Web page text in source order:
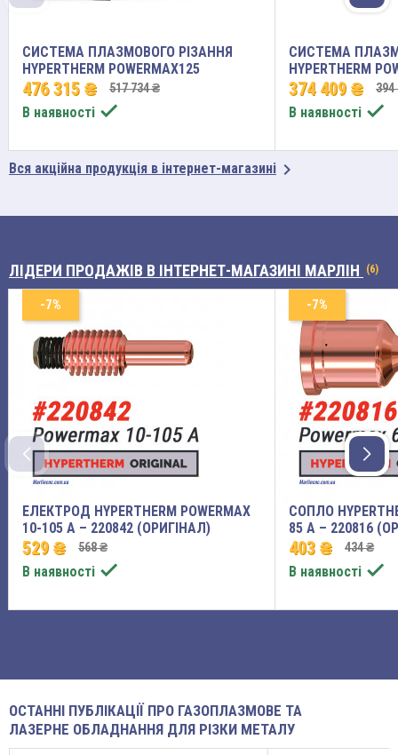
СИСТЕМА ПЛАЗМОВОГО РІЗАННЯ
HYPERTHERM POWERMAX125
476 315 ₴ 517 734 ₴
В наявності 
СИСТЕМА
HYPERTHERM
374 409 ₴ 394
В наявності 
Вся акційна продукція в інтернет-магазині 
ЛІДЕРИ ПРОДАЖІВ В ІНТЕРНЕТ-МАГАЗИНІ МАРЛІН (6)
ЕЛЕКТРОД HYPERTHERM POWERMAX
10-105 A – 220842 (ОРИГІНАЛ)
529 ₴ 568 ₴
В наявності 
-7%
СОПЛО
85 A – 220816
403 ₴ 434 ₴
В наявності 
-7%
ОСТАННІ ПУБЛІКАЦІЇ ПРО ГАЗОПЛАЗМОВЕ ТА
ЛАЗЕРНЕ ОБЛАДНАННЯ ДЛЯ РІЗКИ МЕТАЛУ